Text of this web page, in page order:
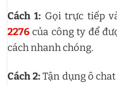
Cách 1: Gọi trực tiếp
2276 của công ty để
cách nhanh chóng.
Cách 2: Tận dụng ô